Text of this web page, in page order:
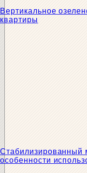
Вертикальное
квартиры
Стабилизированный
особенности